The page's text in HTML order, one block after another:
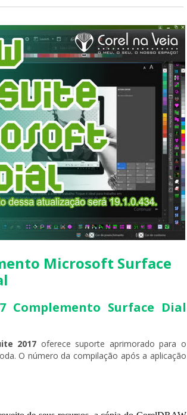
Microsoft Surface
Complemento Surface Dial
2017 oferece suporte aprimorado para o
O número da compilação após a aplicação